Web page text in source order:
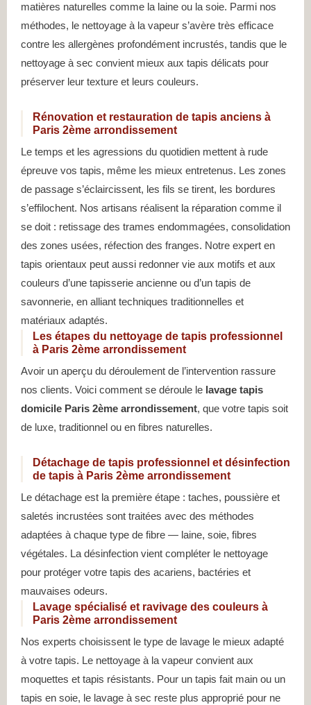
matières naturelles comme la laine ou la soie. Parmi nos
méthodes, le nettoyage à la vapeur s’avère très efficace
contre les allergènes profondément incrustés, tandis que le
nettoyage à sec convient mieux aux tapis délicats pour
préserver leur texture et leurs couleurs.
Rénovation et restauration de tapis anciens à
Paris 2ème arrondissement
Le temps et les agressions du quotidien mettent à rude
épreuve vos tapis, même les mieux entretenus. Les zones
de passage s’éclaircissent, les fils se tirent, les bordures
s’effilochent. Nos artisans réalisent la réparation comme il
se doit : retissage des trames endommagées, consolidation
des zones usées, réfection des franges. Notre expert en
tapis orientaux peut aussi redonner vie aux motifs et aux
couleurs d’une tapisserie ancienne ou d’un tapis de
savonnerie, en alliant techniques traditionnelles et
matériaux adaptés.
Les étapes du nettoyage de tapis professionnel
à Paris 2ème arrondissement
Avoir un aperçu du déroulement de l’intervention rassure
nos clients. Voici comment se déroule le lavage tapis
domicile Paris 2ème arrondissement, que votre tapis soit
de luxe, traditionnel ou en fibres naturelles.
Détachage de tapis professionnel et désinfection
de tapis à Paris 2ème arrondissement
Le détachage est la première étape : taches, poussière et
saletés incrustées sont traitées avec des méthodes
adaptées à chaque type de fibre — laine, soie, fibres
végétales. La désinfection vient compléter le nettoyage
pour protéger votre tapis des acariens, bactéries et
mauvaises odeurs.
Lavage spécialisé et ravivage des couleurs à
Paris 2ème arrondissement
Nos experts choisissent le type de lavage le mieux adapté
à votre tapis. Le nettoyage à la vapeur convient aux
moquettes et tapis résistants. Pour un tapis fait main ou un
tapis en soie, le lavage à sec reste plus approprié pour ne